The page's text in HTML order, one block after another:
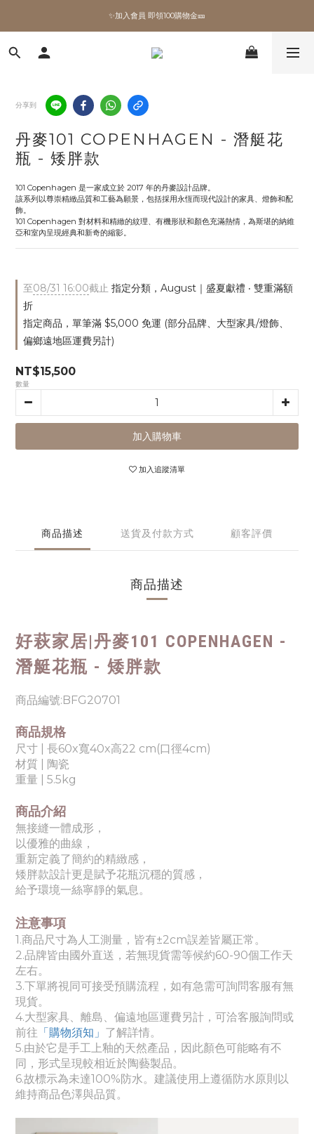
✨加入會員 即領100購物金🎫
✨加入會員 即領100購物金🎫
全館滿額現折🔥
✨加入會員 即領100購物金🎫
分享到
丹麥101 COPENHAGEN - 潛艇花
瓶 - 矮胖款
101 Copenhagen 是一家成立於 2017 年的丹麥設計品牌。
該系列以尊崇精緻品質和工藝為願景，包括採用永恆而現代設計的家具、燈飾和配
飾。
101 Copenhagen 對材料和精緻的紋理、有機形狀和顏色充滿熱情，為斯堪的納維
亞和室內呈現經典和新奇的縮影。
至08/31 16:00截止 指定分類，August｜盛夏獻禮 ‧ 雙重滿額
折
指定商品，單筆滿 $5,000 免運 (部分品牌、大型家具/燈飾、
偏鄉遠地區運費另計)
NT$15,500
數量
加入購物車
加入追蹤清單
商品描述 送貨及付款方式 顧客評價
商品描述
好萩家居|丹麥101 COPENHAGEN -
潛艇花瓶 - 矮胖款
商品編號:BFG20701
商品規格
尺寸 | 長60x寬40x高22 cm(口徑4cm)
材質 | 陶瓷
重量 | 5.5kg
商品介紹
無接縫一體成形，
以優雅的曲線，
重新定義了簡約的精緻感，
矮胖款設計更是賦予花瓶沉穩的質感，
給予環境一絲寧靜的氣息。
注意事項
1.商品尺寸為人工測量，皆有±2cm誤差皆屬正常。
2.品牌皆由國外直送，若無現貨需等候約60-90個工作天
左右。
3.下單將視同可接受預購流程，如有急需可詢問客服有無
現貨。
4.大型家具、離島、偏遠地區運費另計，可洽客服詢問或
前往 「購物須知」 了解詳情。
5.由於它是手工上釉的天然產品，因此顏色可能略有不
同，形式呈現較相近於陶藝製品。
6.故標示為未達100%防水。建議使用上遵循防水原則以
維持商品色澤與品質。